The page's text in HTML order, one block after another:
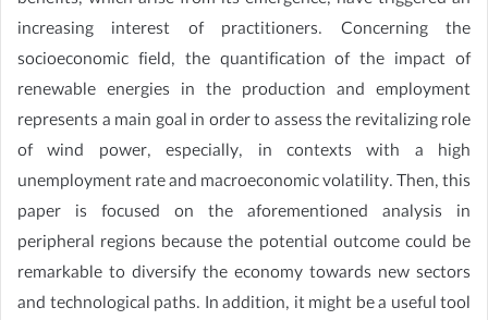
increasing interest of practitioners. Concerning the
socioeconomic field, the quantification of the impact of
renewable energies in the production and employment
represents a main goal in order to assess the revitalizing role
of wind power, especially, in contexts with a high
unemployment rate and macroeconomic volatility. Then, this
paper is focused on the aforementioned analysis in
peripheral regions because the potential outcome could be
remarkable to diversify the economy towards new sectors
and technological paths. In addition, it might be a useful tool